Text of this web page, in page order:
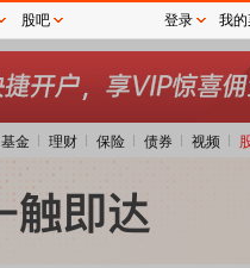
基金 理财 保险 债券 视频
股吧 登录 我